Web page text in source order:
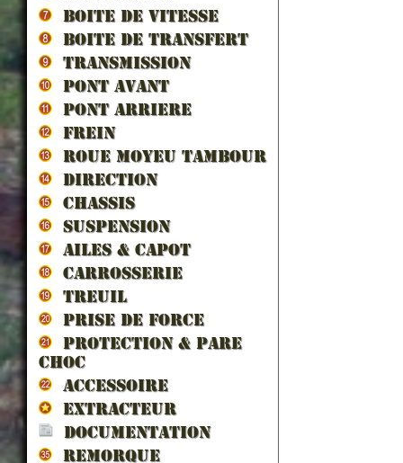
BOITE DE VITESSE
BOITE DE TRANSFERT
TRANSMISSION
PONT AVANT
PONT ARRIERE
FREIN
ROUE MOYEU TAMBOUR
DIRECTION
CHASSIS
SUSPENSION
AILES & CAPOT
CARROSSERIE
TREUIL
PRISE DE FORCE
PROTECTION & PARE
CHOC
ACCESSOIRE
EXTRACTEUR
DOCUMENTATION
REMORQUE